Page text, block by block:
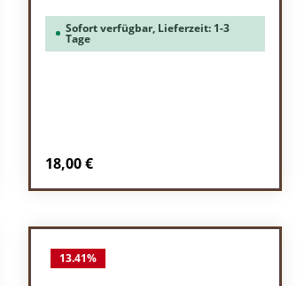
Sofort verfügbar, Lieferzeit: 1-3
Tage
Regulärer Preis:
18,00 €
13.41%